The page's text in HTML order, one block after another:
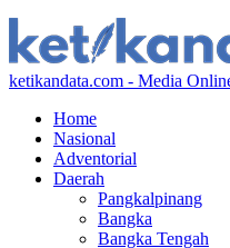
ketikandata.com - Media
Home
Nasional
Adventorial
Daerah
Pangkalpinang
Bangka
Bangka Tengah